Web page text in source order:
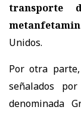
transporte
Unidos.
Por otra
señalados
denominada